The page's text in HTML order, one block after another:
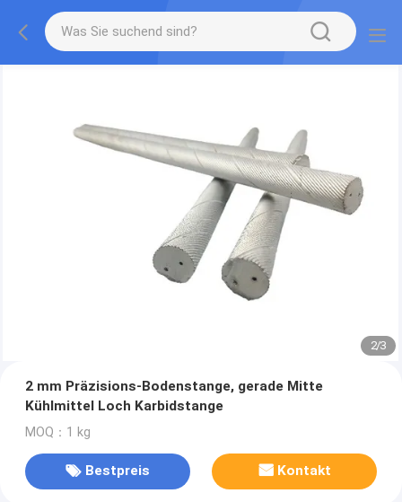
2/3
2 mm Präzisions-Bodenstange, gerade Mitte
Kühlmittel Loch Karbidstange
MOQ：1 kg
Bestpreis Kontakt